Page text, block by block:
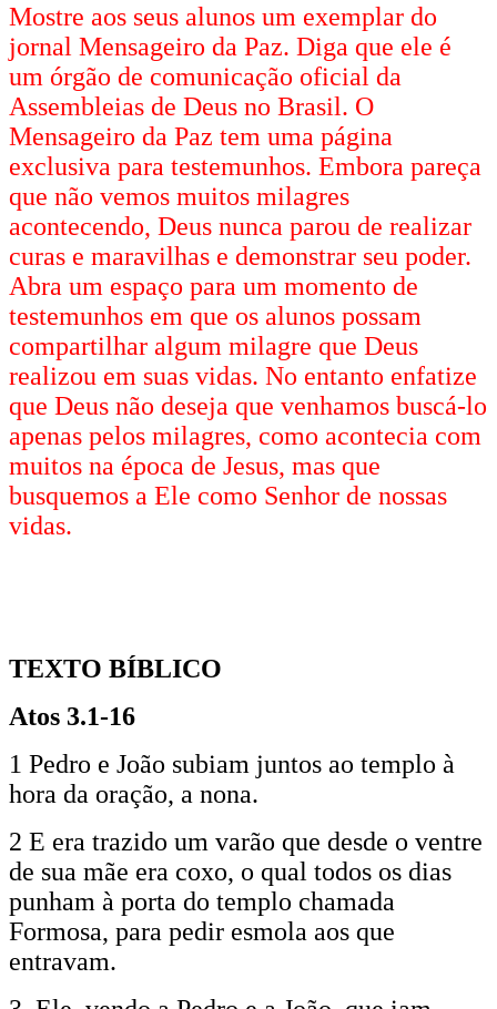
Mostre aos seus alunos um exemplar do
jornal Mensageiro da Paz. Diga que ele é
um órgão de comunicação oficial da
Assembleias de Deus no Brasil. O
Mensageiro da Paz tem uma página
exclusiva para testemunhos. Embora pareça
que não vemos muitos milagres
acontecendo, Deus nunca parou de realizar
curas e maravilhas e demonstrar seu poder.
Abra um espaço para um momento de
testemunhos em que os alunos possam
compartilhar algum milagre que Deus
realizou em suas vidas. No entanto enfatize
que Deus não deseja que venhamos buscá-lo
apenas pelos milagres, como acontecia com
muitos na época de Jesus, mas que
busquemos a Ele como Senhor de nossas
vidas.
TEXTO BÍBLICO
Atos 3.1-16
1 Pedro e João subiam juntos ao templo à
hora da oração, a nona.
2 E era trazido um varão que desde o ventre
de sua mãe era coxo, o qual todos os dias
punham à porta do templo chamada
Formosa, para pedir esmola aos que
entravam.